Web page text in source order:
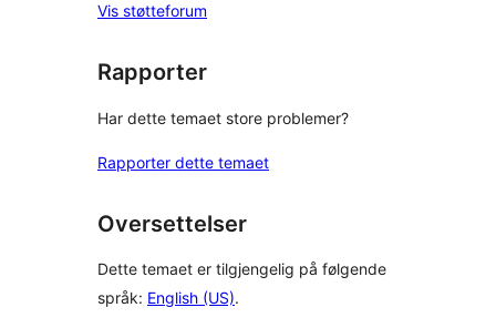
Vis støtteforum
Rapporter
Har dette temaet store problemer?
Rapporter dette temaet
Oversettelser
Dette temaet er tilgjengelig på følgende
språk: English (US).